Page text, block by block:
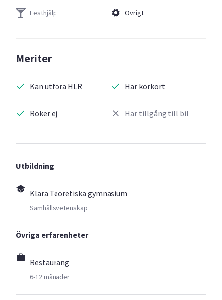
Festhjälp
Övrigt
Meriter
Kan utföra HLR
Röker ej
Har körkort
Har tillgång till bil
Utbildning
Klara Teoretiska gymnasium
Samhällsvetenskap
Övriga erfarenheter
Restaurang
6-12 månader